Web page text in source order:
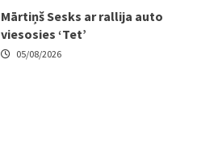
Mārtiņš Sesks ar rallija auto
viesosies ‘Tet’
05/08/2026